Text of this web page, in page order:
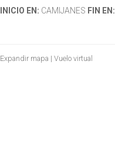
INICIO EN: CAMIJANES FIN EN:
Expandir mapa | Vuelo virtual